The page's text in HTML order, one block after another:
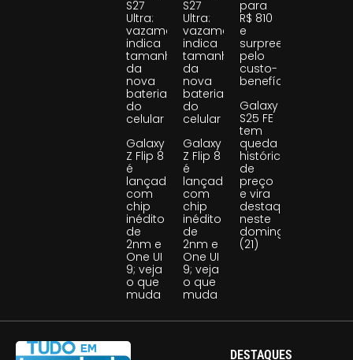
S27
Ultra:
vazamento
indica
tamanho
da
nova
bateria
do
celular
Galaxy
Z Flip 8
é
lançado
com
chip
inédito
de
2nm e
One UI
9; veja
o que
muda
S27
Ultra:
vazamento
indica
tamanho
da
nova
bateria
do
celular
Galaxy
Z Flip 8
é
lançado
com
chip
inédito
de
2nm e
One UI
9; veja
o que
muda
para
R$ 810
e
surpreende
pelo
custo-
benefício
Galaxy
S25 FE
tem
queda
histórica
de
preço
e vira
destaque
neste
domingo
(21)
DESTAQUES